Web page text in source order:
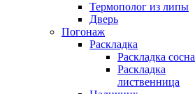
Термополог из липы
Дверь
Погонаж
Раскладка
Раскладка сосна
Раскладка
лиственница